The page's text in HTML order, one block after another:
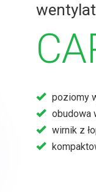
poziomy
obudowa
wirnik z